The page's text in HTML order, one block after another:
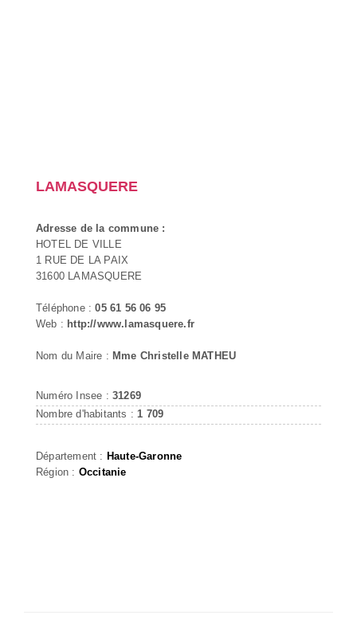
LAMASQUERE
Adresse de la commune :
HOTEL DE VILLE
1 RUE DE LA PAIX
31600 LAMASQUERE
Téléphone :05 61 56 06 95
Web : http://www.lamasquere.fr
Nom du Maire : Mme Christelle MATHEU
Numéro Insee : 31269
Nombre d'habitants : 1 709
Département : Haute-Garonne
Région : Occitanie